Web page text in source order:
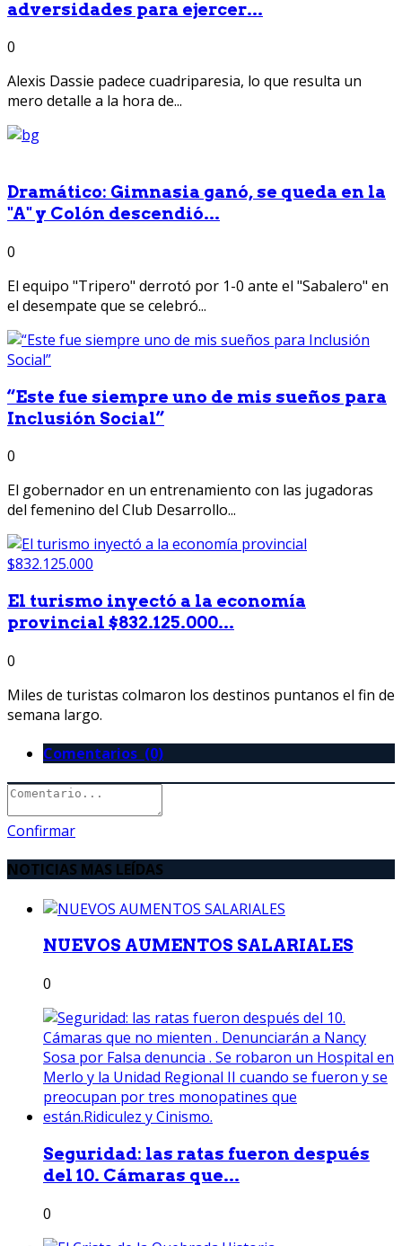
adversidades para ejercer...
0
Alexis Dassie padece cuadriparesia, lo que resulta un
mero detalle a la hora de...
Dramático: Gimnasia ganó, se queda en la
"A" y Colón descendió...
0
El equipo "Tripero" derrotó por 1-0 ante el "Sabalero" en
el desempate que se celebró...
“Este fue siempre uno de mis sueños para
Inclusión Social”
0
El gobernador en un entrenamiento con las jugadoras
del femenino del Club Desarrollo...
El turismo inyectó a la economía
provincial $832.125.000...
0
Miles de turistas colmaron los destinos puntanos el fin de
semana largo.
Comentarios (0)
Confirmar
NOTICIAS MAS LEÍDAS
NUEVOS AUMENTOS SALARIALES
0
Seguridad: las ratas fueron después
del 10. Cámaras que...
0